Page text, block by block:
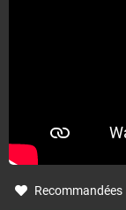
Recommandées